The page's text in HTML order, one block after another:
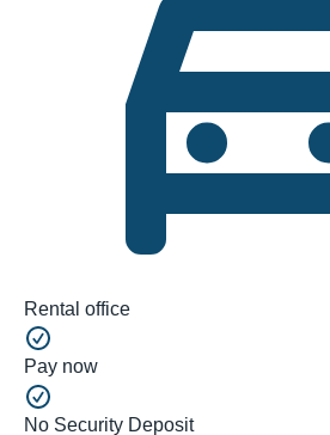
Rental office
Pay now
No Security Deposit